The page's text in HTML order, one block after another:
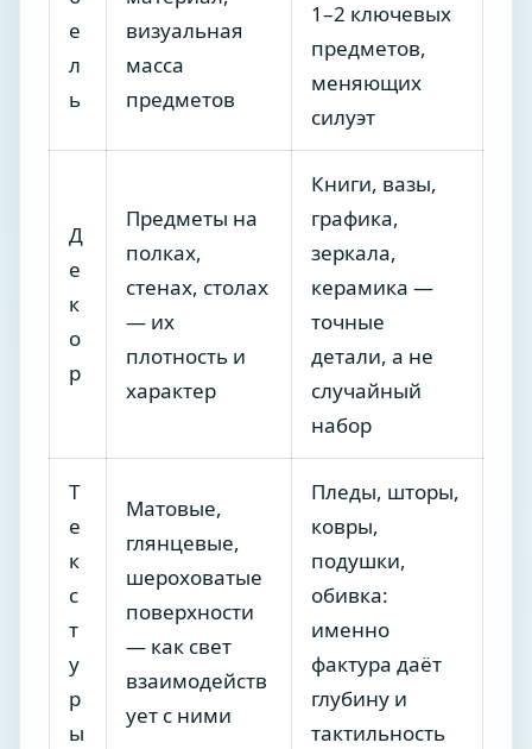
е
л
ь
визуальная
масса
предметов
1–2 ключевых
предметов,
меняющих
силуэт
Д
е
к
о
р
Предметы на
полках,
стенах, столах
— их
плотность и
характер
Книги, вазы,
графика,
зеркала,
керамика —
точные
детали, а не
случайный
набор
Т
е
к
с
т
у
р
ы
Матовые,
глянцевые,
шероховатые
поверхности
— как свет
взаимодейств
ует с ними
Пледы, шторы,
ковры,
подушки,
обивка:
именно
фактура даёт
глубину и
тактильность